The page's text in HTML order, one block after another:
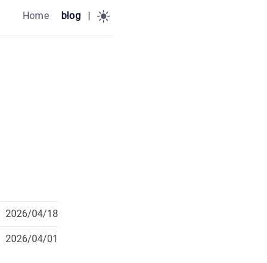
Home blog |
2026/04/18
2026/04/01